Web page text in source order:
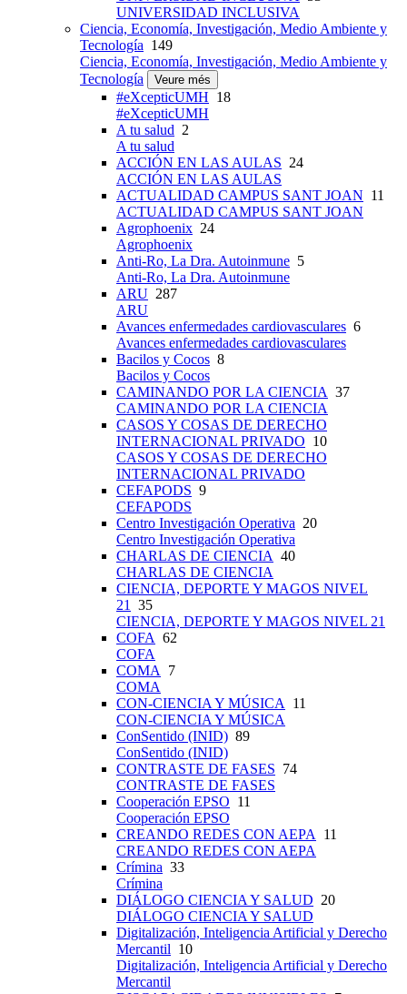
UNIVERSIDAD INCLUSIVA
Ciencia, Economía, Investigación, Medio Ambiente y
Tecnología 149
Ciencia, Economía, Investigación, Medio Ambiente y
Tecnología
Veure més
#eXcepticUMH 18
#eXcepticUMH
A tu salud 2
A tu salud
ACCIÓN EN LAS AULAS 24
ACCIÓN EN LAS AULAS
ACTUALIDAD CAMPUS SANT JOAN 11
ACTUALIDAD CAMPUS SANT JOAN
Agrophoenix 24
Agrophoenix
Anti-Ro, La Dra. Autoinmune 5
Anti-Ro, La Dra. Autoinmune
ARU 287
ARU
Avances enfermedades cardiovasculares 6
Avances enfermedades cardiovasculares
Bacilos y Cocos 8
Bacilos y Cocos
CAMINANDO POR LA CIENCIA 37
CAMINANDO POR LA CIENCIA
CASOS Y COSAS DE DERECHO
INTERNACIONAL PRIVADO 10
CASOS Y COSAS DE DERECHO
INTERNACIONAL PRIVADO
CEFAPODS 9
CEFAPODS
Centro Investigación Operativa 20
Centro Investigación Operativa
CHARLAS DE CIENCIA 40
CHARLAS DE CIENCIA
CIENCIA, DEPORTE Y MAGOS NIVEL
21 35
CIENCIA, DEPORTE Y MAGOS NIVEL 21
COFA 62
COFA
COMA 7
COMA
CON-CIENCIA Y MÚSICA 11
CON-CIENCIA Y MÚSICA
ConSentido (INID) 89
ConSentido (INID)
CONTRASTE DE FASES 74
CONTRASTE DE FASES
Cooperación EPSO 11
Cooperación EPSO
CREANDO REDES CON AEPA 11
CREANDO REDES CON AEPA
Crímina 33
Crímina
DIÁLOGO CIENCIA Y SALUD 20
DIÁLOGO CIENCIA Y SALUD
Digitalización, Inteligencia Artificial y Derecho
Mercantil 10
Digitalización, Inteligencia Artificial y Derecho
Mercantil